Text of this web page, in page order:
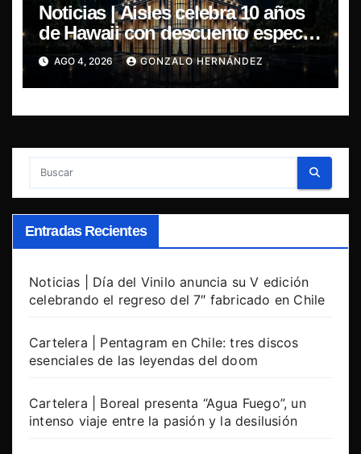
Noticias | Aisles celebra 10 años
de Hawaii con descuento especial
en LP y CD
AGO 4, 2026 GONZALO HERNÁNDEZ
Entradas Recientes
Noticias | Día del Vinilo anuncia su V edición
celebrando el regreso del 7″ fabricado en Chile
Cartelera | Pentagram en Chile: tres discos
esenciales de las leyendas del doom
Cartelera | Boreal presenta “Agua Fuego”, un
intenso viaje entre la pasión y la desilusión